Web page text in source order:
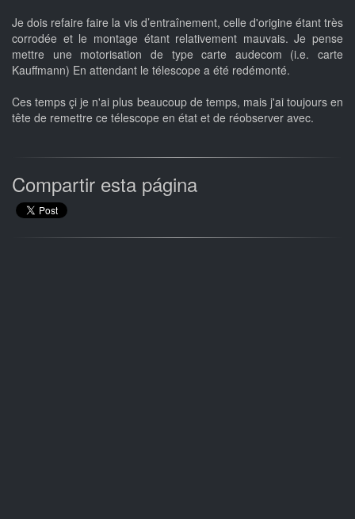
Je dois refaire faire la vis d’entraînement, celle d'origine étant très
corrodée et le montage étant relativement mauvais. Je pense
mettre une motorisation de type carte audecom (i.e. carte
Kauffmann) En attendant le télescope a été redémonté.
Ces temps çi je n'ai plus beaucoup de temps, mais j'ai toujours en
tête de remettre ce télescope en état et de réobserver avec.
Compartir esta página